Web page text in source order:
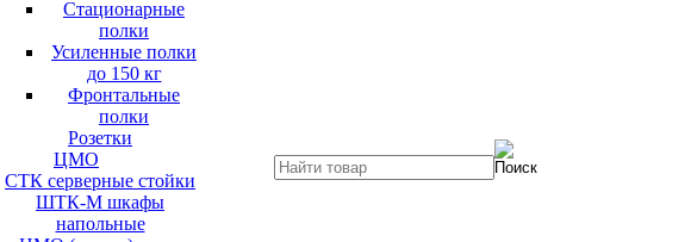
Стационарные
полки
Усиленные полки
до 150 кг
Фронтальные
полки
Розетки
ЦМО
СТК серверные стойки
ШТК-М шкафы
напольные